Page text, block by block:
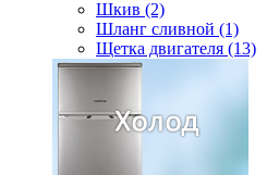
Шкив (2)
Шланг сливной (1)
Щетка двигателя (13)